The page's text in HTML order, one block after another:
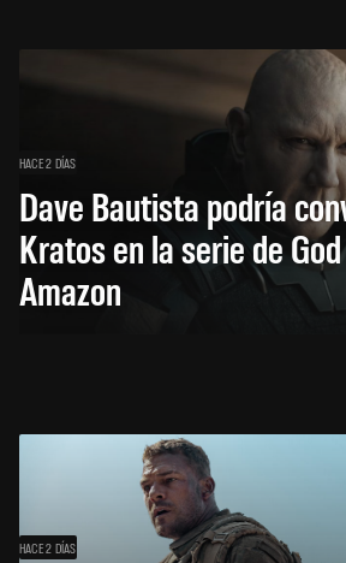
HACE 2 DÍAS
Dave Bautista podría
Kratos en la serie de
Amazon
HACE 2 DÍAS